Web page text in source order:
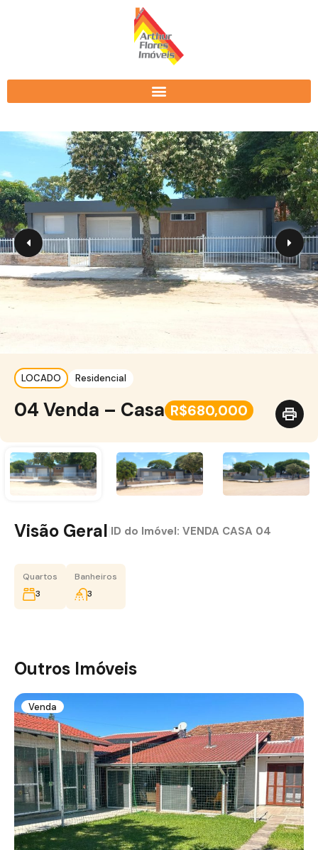
LOCADO Residencial
04 Venda – Casa R$680,000
Visão Geral ID do Imóvel: VENDA CASA 04
Quartos
3
Banheiros
3
Outros Imóveis
Venda